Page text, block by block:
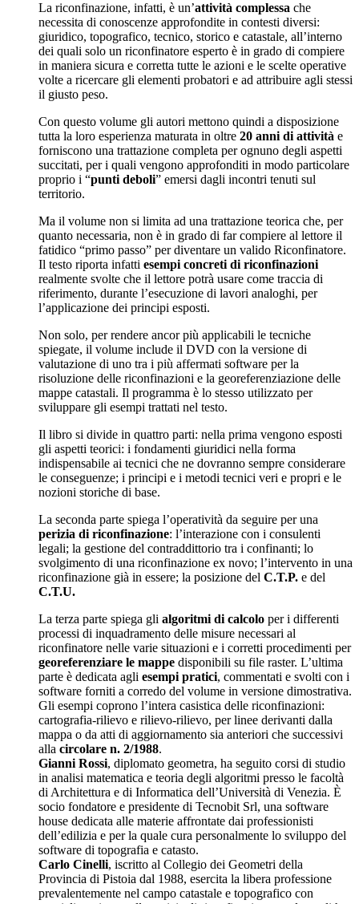
La riconfinazione, infatti, è un’attività complessa che
necessita di conoscenze approfondite in contesti diversi:
giuridico, topografico, tecnico, storico e catastale, all’interno
dei quali solo un riconfinatore esperto è in grado di compiere
in maniera sicura e corretta tutte le azioni e le scelte operative
volte a ricercare gli elementi probatori e ad attribuire agli stessi
il giusto peso.
Con questo volume gli autori mettono quindi a disposizione
tutta la loro esperienza maturata in oltre 20 anni di attività e
forniscono una trattazione completa per ognuno degli aspetti
succitati, per i quali vengono approfonditi in modo particolare
proprio i “punti deboli” emersi dagli incontri tenuti sul
territorio.
Ma il volume non si limita ad una trattazione teorica che, per
quanto necessaria, non è in grado di far compiere al lettore il
fatidico “primo passo” per diventare un valido Riconfinatore.
Il testo riporta infatti esempi concreti di riconfinazioni
realmente svolte che il lettore potrà usare come traccia di
riferimento, durante l’esecuzione di lavori analoghi, per
l’applicazione dei principi esposti.
Non solo, per rendere ancor più applicabili le tecniche
spiegate, il volume include il DVD con la versione di
valutazione di uno tra i più affermati software per la
risoluzione delle riconfinazioni e la georeferenziazione delle
mappe catastali. Il programma è lo stesso utilizzato per
sviluppare gli esempi trattati nel testo.
Il libro si divide in quattro parti: nella prima vengono esposti
gli aspetti teorici: i fondamenti giuridici nella forma
indispensabile ai tecnici che ne dovranno sempre considerare
le conseguenze; i principi e i metodi tecnici veri e propri e le
nozioni storiche di base.
La seconda parte spiega l’operatività da seguire per una
perizia di riconfinazione: l’interazione con i consulenti
legali; la gestione del contraddittorio tra i confinanti; lo
svolgimento di una riconfinazione ex novo; l’intervento in una
riconfinazione già in essere; la posizione del C.T.P. e del
C.T.U.
La terza parte spiega gli algoritmi di calcolo per i differenti
processi di inquadramento delle misure necessari al
riconfinatore nelle varie situazioni e i corretti procedimenti per
georeferenziare le mappe disponibili su file raster. L’ultima
parte è dedicata agli esempi pratici, commentati e svolti con i
software forniti a corredo del volume in versione dimostrativa.
Gli esempi coprono l’intera casistica delle riconfinazioni:
cartografia-rilievo e rilievo-rilievo, per linee derivanti dalla
mappa o da atti di aggiornamento sia anteriori che successivi
alla circolare n. 2/1988.
Gianni Rossi, diplomato geometra, ha seguito corsi di studio
in analisi matematica e teoria degli algoritmi presso le facoltà
di Architettura e di Informatica dell’Università di Venezia. È
socio fondatore e presidente di Tecnobit Srl, una software
house dedicata alle materie affrontate dai professionisti
dell’edilizia e per la quale cura personalmente lo sviluppo del
software di topografia e catasto.
Carlo Cinelli, iscritto al Collegio dei Geometri della
Provincia di Pistoia dal 1988, esercita la libera professione
prevalentemente nel campo catastale e topografico con